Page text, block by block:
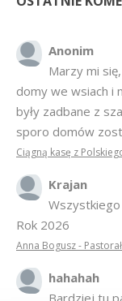
Rok 2026
Anna Bogusz -
hahahah
Bardziej tu
pieniądze robi się
Podpisali umowę na